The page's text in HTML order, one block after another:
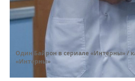
Один Байрон в сериале «Интерны» /
«Интерны»